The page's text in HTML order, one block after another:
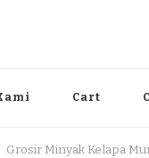
Cart
Grosir Minyak Kelapa